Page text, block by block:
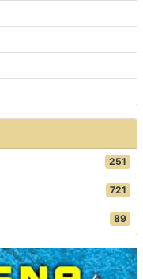
251
721
89